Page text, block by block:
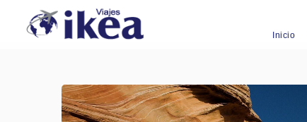
Inicio